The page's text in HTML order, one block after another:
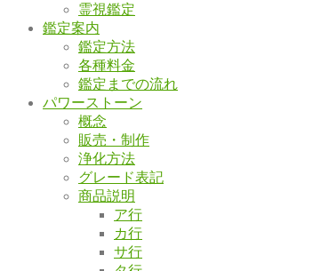
霊視鑑定
鑑定案内
鑑定方法
各種料金
鑑定までの流れ
パワーストーン
概念
販売・制作
浄化方法
グレード表記
商品説明
ア行
カ行
サ行